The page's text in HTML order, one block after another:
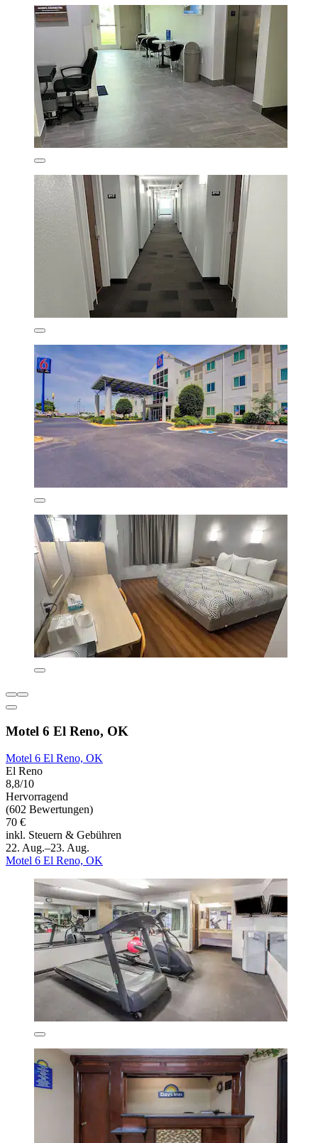
Motel 6 El Reno, OK
Motel 6 El Reno, OK
El Reno
8,8/10
Hervorragend
(602 Bewertungen)
70 €
inkl. Steuern & Gebühren
22. Aug.–23. Aug.
Motel 6 El Reno, OK